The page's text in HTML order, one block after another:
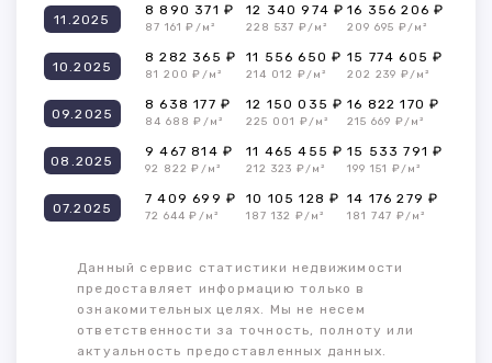
11.2025
8 890 371 ₽
87 161 ₽/м²
12 340 974 ₽
228 537 ₽/м²
16 356 206 ₽
209 695 ₽/м²
10.2025
8 282 365 ₽
81 200 ₽/м²
11 556 650 ₽
214 012 ₽/м²
15 774 605 ₽
202 239 ₽/м²
09.2025
8 638 177 ₽
84 688 ₽/м²
12 150 035 ₽
225 001 ₽/м²
16 822 170 ₽
215 669 ₽/м²
08.2025
9 467 814 ₽
92 822 ₽/м²
11 465 455 ₽
212 323 ₽/м²
15 533 791 ₽
199 151 ₽/м²
07.2025
7 409 699 ₽
72 644 ₽/м²
10 105 128 ₽
187 132 ₽/м²
14 176 279 ₽
181 747 ₽/м²
Данный сервис статистики недвижимости
предоставляет информацию только в
ознакомительных целях. Мы не несем
ответственности за точность, полноту или
актуальность предоставленных данных.